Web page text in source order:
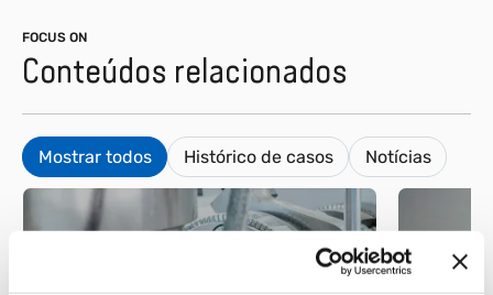
FOCUS ON
Conteúdos relacionados
Mostrar todos Histórico de casos Notícias